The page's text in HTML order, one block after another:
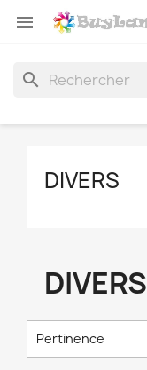

search
DIVERS
DIVERS
Pertinence